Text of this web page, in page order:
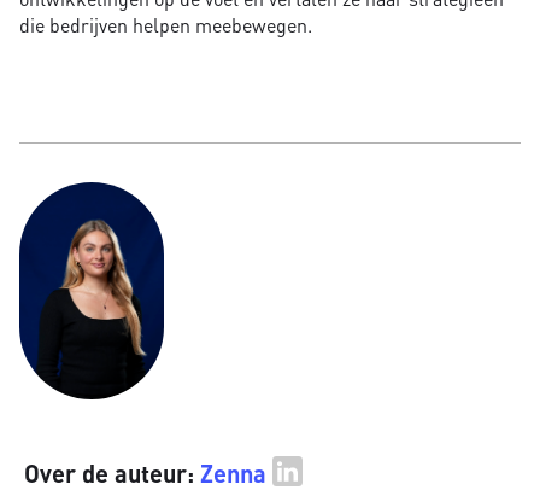
die bedrijven helpen meebewegen.
Over de auteur: Zenna